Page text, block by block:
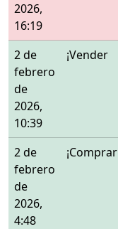
2026,
16:19
2 de
febrero
de
2026,
10:39
¡Vender
2 de
febrero
de
2026,
4:48
¡Comprar